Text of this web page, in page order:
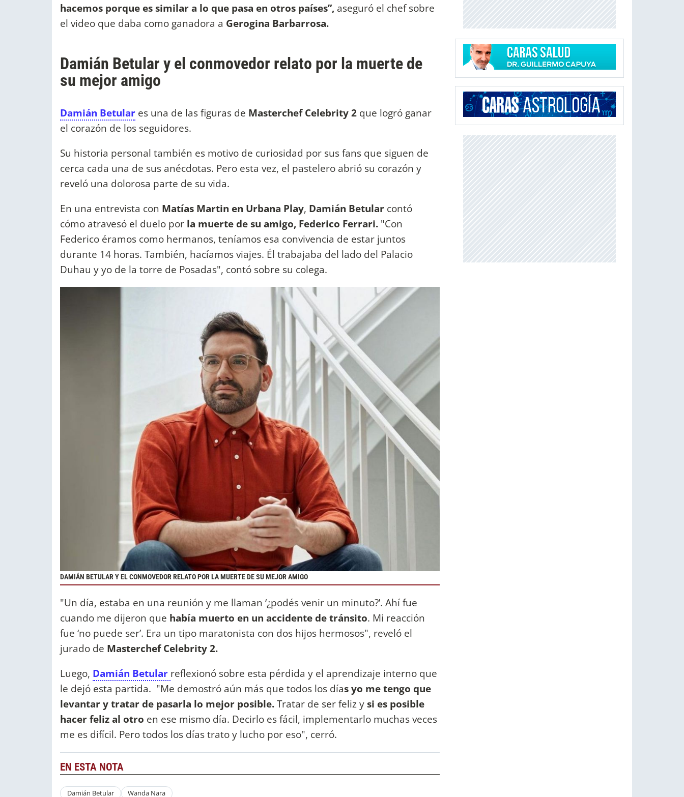
hacemos porque es similar a lo que pasa en otros países”, aseguró el chef sobre
el video que daba como ganadora a Gerogina Barbarrosa.
Damián Betular y el conmovedor relato por la muerte de
su mejor amigo
Damián Betular es una de las figuras de Masterchef Celebrity 2 que logró ganar
el corazón de los seguidores.
Su historia personal también es motivo de curiosidad por sus fans que siguen de
cerca cada una de sus anécdotas. Pero esta vez, el pastelero abrió su corazón y
reveló una dolorosa parte de su vida.
En una entrevista con Matías Martin en Urbana Play, Damián Betular contó
cómo atravesó el duelo por la muerte de su amigo, Federico Ferrari. "Con
Federico éramos como hermanos, teníamos esa convivencia de estar juntos
durante 14 horas. También, hacíamos viajes. Él trabajaba del lado del Palacio
Duhau y yo de la torre de Posadas", contó sobre su colega.
DAMIÁN BETULAR Y EL CONMOVEDOR RELATO POR LA MUERTE DE SU MEJOR AMIGO
"Un día, estaba en una reunión y me llaman ‘¿podés venir un minuto?’. Ahí fue
cuando me dijeron que había muerto en un accidente de tránsito. Mi reacción
fue ‘no puede ser’. Era un tipo maratonista con dos hijos hermosos", reveló el
jurado de Masterchef Celebrity 2.
Luego, Damián Betular reflexionó sobre esta pérdida y el aprendizaje interno que
le dejó esta partida. "Me demostró aún más que todos los días yo me tengo que
levantar y tratar de pasarla lo mejor posible.Tratar de ser feliz ysi es posible
hacer feliz al otro en ese mismo día. Decirlo es fácil, implementarlo muchas veces
me es difícil. Pero todos los días trato y lucho por eso", cerró.
EN ESTA NOTA
Damián Betular Wanda Nara